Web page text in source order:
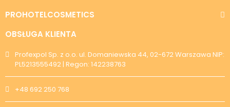
PROHOTELCOSMETICS
OBSŁUGA KLIENTA
Profexpol Sp. z o.o. ul. Domaniewska 44, 02-672 Warszawa NIP:
PL5213555492 | Regon: 142238763
+48 692 250 768